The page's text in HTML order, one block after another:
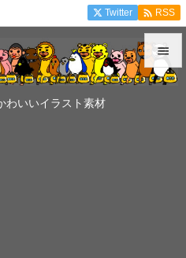
わいいイラスト素材


Twitter  RSS